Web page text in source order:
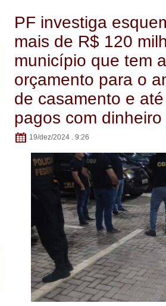
PF investiga
mais de R$ 120
município que tem
orçamento para o
de casamento e
pagos com
19/dez/2024 . 9:26